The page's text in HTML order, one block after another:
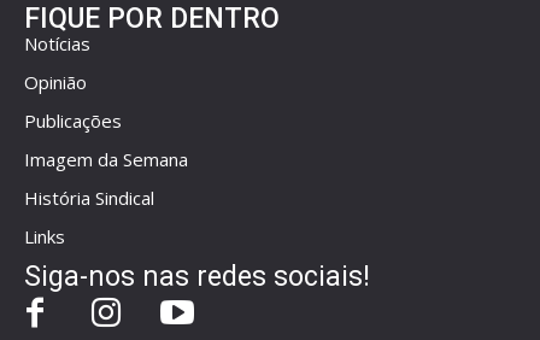
FIQUE POR DENTRO
Notícias
Opinião
Publicações
Imagem da Semana
História Sindical
Links
Siga-nos nas redes sociais!